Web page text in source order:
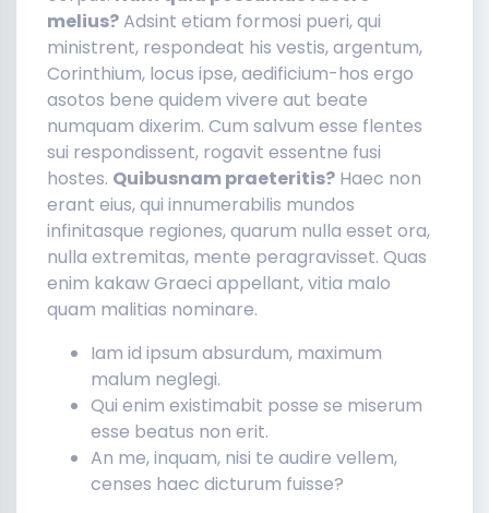
melius?Adsint etiam formosi pueri, qui
ministrent, respondeat his vestis, argentum,
Corinthium, locus ipse, aedificium-hos ergo
asotos bene quidem vivere aut beate
numquam dixerim. Cum salvum esse flentes
sui respondissent, rogavit essentne fusi
hostes. Quibusnam praeteritis? Haec non
erant eius, qui innumerabilis mundos
infinitasque regiones, quarum nulla esset ora,
nulla extremitas, mente peragravisset. Quas
enim kakaw Graeci appellant, vitia malo
quam malitias nominare.
Iam id ipsum absurdum, maximum
malum neglegi.
Qui enim existimabit posse se miserum
esse beatus non erit.
An me, inquam, nisi te audire vellem,
censes haec dicturum fuisse?